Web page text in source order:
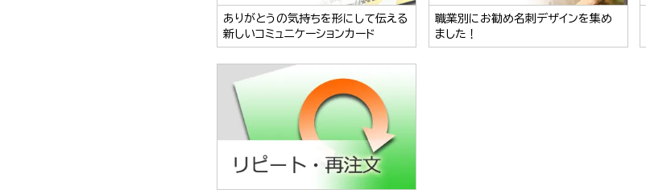
ありがとうの気持ちを形にして伝える
新しいコミュニケーションカード
職業別にお勧め名刺デザインを集め
ました！